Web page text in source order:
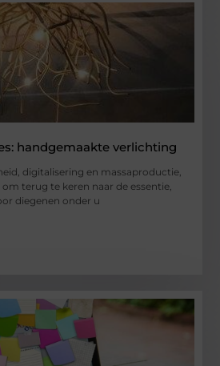
handgemaakte verlichting
digitalisering en massaproductie,
terug te keren naar de essentie,
diegenen onder u